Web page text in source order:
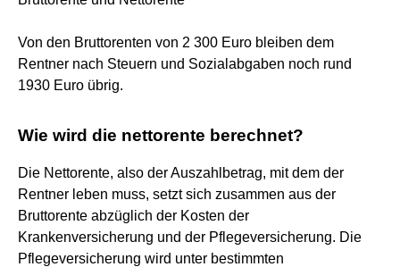
Von den Bruttorenten von 2 300 Euro bleiben dem
Rentner nach Steuern und Sozialabgaben noch rund
1930 Euro übrig.
Wie wird die nettorente berechnet?
Die Nettorente, also der Auszahlbetrag, mit dem der
Rentner leben muss, setzt sich zusammen aus der
Bruttorente abzüglich der Kosten der
Krankenversicherung und der Pflegeversicherung. Die
Pflegeversicherung wird unter bestimmten